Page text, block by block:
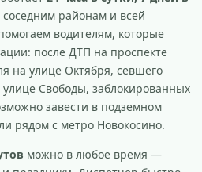
соседним районам и всей
водителям, которые
после ДТП на проспекте
на улице Октября, севшего
улице Свободы, заблокированных
завести в подземном
рядом с метро Новокосино.
можно в любое время —